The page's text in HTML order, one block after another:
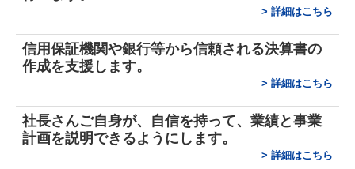
> 詳細はこちら
信用保証機関や銀行等から信頼される決算書の
作成を支援します。
> 詳細はこちら
社長さんご自身が、自信を持って、業績と事業
計画を説明できるようにします。
> 詳細はこちら